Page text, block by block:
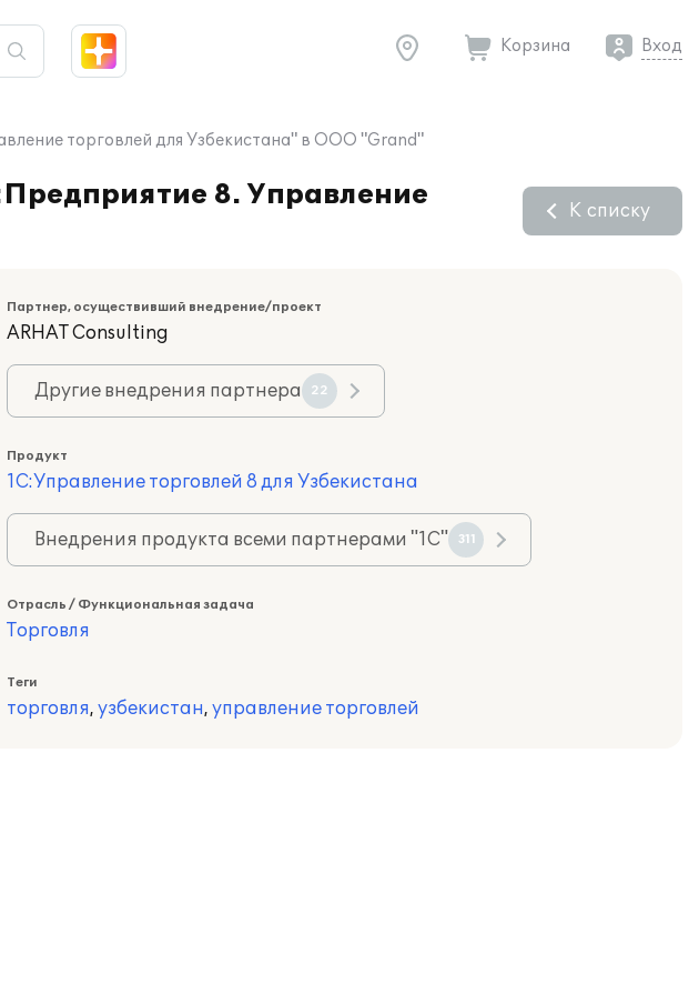
Корзина Вход
торговлей для Узбекистана" в OOO "Grand"
8. Управление
К списку
Партнер, осуществивший внедрение/проект
ARHAT Consulting
Другие внедрения партнера 22
Продукт
1С:Управление торговлей 8 для Узбекистана
Внедрения продукта всеми партнерами "1С" 311
Отрасль / Функциональная задача
Торговля
Теги
торговля, узбекистан, управление торговлей